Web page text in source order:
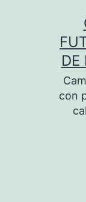
DE
con